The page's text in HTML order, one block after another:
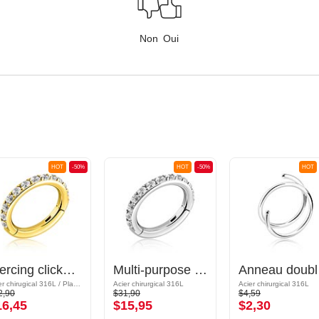
Non Oui
-50%
HOT
Piercing clicker (acier chirurgical, or, finition brillante) avec pierres en cristal
-50%
HOT
Multi-purpose clicker (acier chirurgical, argent, finition brillante) avec pierres en cristal
Acier chirurgical 316L
$31,90
$15,95
HOT
Acier chirurgical 316L
$4,59
$2,30